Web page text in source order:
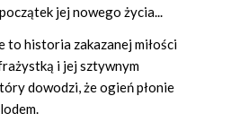
jej nowego życia...
to historia zakazanej miłości
i jej sztywnym
dowodzi, że ogień płonie